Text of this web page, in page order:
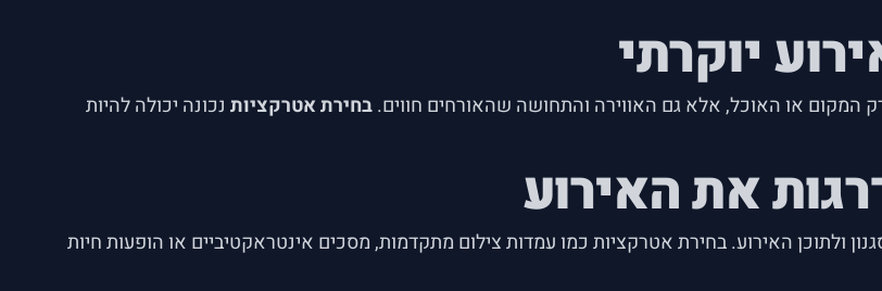
יוקרתי
המקום או האוכל, אלא גם האווירה והתחושה שהאורחים חווים.בחירת אטרקציות נכונה יכולה להיות
את האירוע
ולתוכן האירוע. בחירת אטרקציות כמו עמדות צילום מתקדמות, מסכים אינטראקטיביים או הופעות חיות